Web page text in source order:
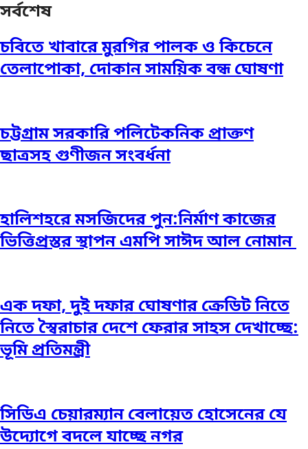
সর্বশেষ
চবিতে খাবারে মুরগির পালক ও কিচেনে
তেলাপোকা, দোকান সাময়িক বন্ধ ঘোষণা
চট্টগ্রাম সরকারি পলিটেকনিক প্রাক্তণ
ছাত্রসহ গুণীজন সংবর্ধনা
হালিশহরে মসজিদের পুন:নির্মাণ কাজের
ভিত্তিপ্রস্তর স্থাপন এমপি সাঈদ আল নোমান ‎
এক দফা, দুই দফার ঘোষণার ক্রেডিট নিতে
নিতে স্বৈরাচার দেশে ফেরার সাহস দেখাচ্ছে:
ভূমি প্রতিমন্ত্রী
সিডিএ চেয়ারম্যান বেলায়েত হোসেনের যে
উদ্যোগে বদলে যাচ্ছে নগর